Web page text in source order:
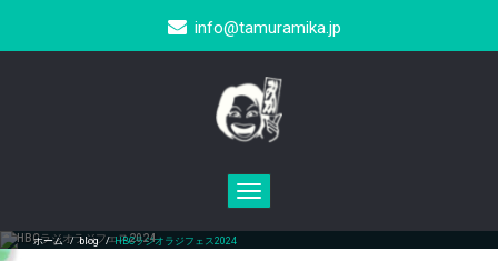
info@tamuramika.jp
Toggle
navigation
HBCラジオラジフェス2024
ホーム/blog/HBCラジオラジフェス2024